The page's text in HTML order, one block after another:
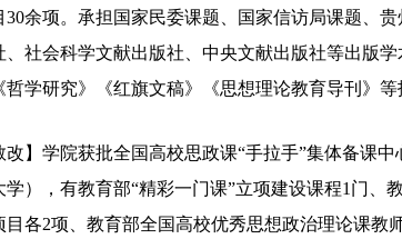
30余项。承担国家民委课题、国家信访局课题、
、社会科学文献出版社、中央文献出版社等出版
哲学研究》《红旗文稿》《思想理论教育导刊》
改】学院获批全国高校思政课“手拉手”集体备课
学），有教育部“精彩一门课”立项建设课程1门
目各2项、教育部全国高校优秀思想政治理论课